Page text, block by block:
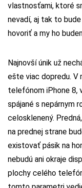
vlastnosťami, ktoré
nevadí, aj tak to
hovoriť a my ho
Najnovší únik už
ešte viac dopredu. V
telefónom iPhone 8,
spájané s nepárnym
celosklenený.
na prednej strane
existovať pásik na
nebudú ani okraje
plochy celého